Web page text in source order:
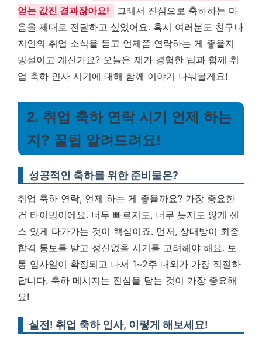
얻는 값진 결과잖아요!
그래서 진심으로 축하하는 마
음을 제대로 전달하고 싶었어요. 혹시 여러분도 친구나
지인의 취업 소식을 듣고 언제쯤 연락하는 게 좋을지
망설이고 계신가요? 오늘은 제가 경험한 팁과 함께 취
업 축하 인사 시기에 대해 함께 이야기 나눠볼게요!
2. 취업 축하 연락 시기 언제 하는
지? 꿀팁 알려드려요!
성공적인 축하를 위한 준비물은?
취업 축하 연락, 언제 하는 게 좋을까요? 가장 중요한
건 타이밍이에요. 너무 빠르지도, 너무 늦지도 않게 센
스 있게 다가가는 것이 핵심이죠. 먼저, 상대방이 최종
합격 통보를 받고 정신없을 시기를 고려해야 해요. 보
통 입사일이 확정되고 나서 1~2주 내외가 가장 적절하
답니다. 축하 메시지는 진심을 담는 것이 가장 중요해
요!
실전! 취업 축하 인사, 이렇게 해보세요!